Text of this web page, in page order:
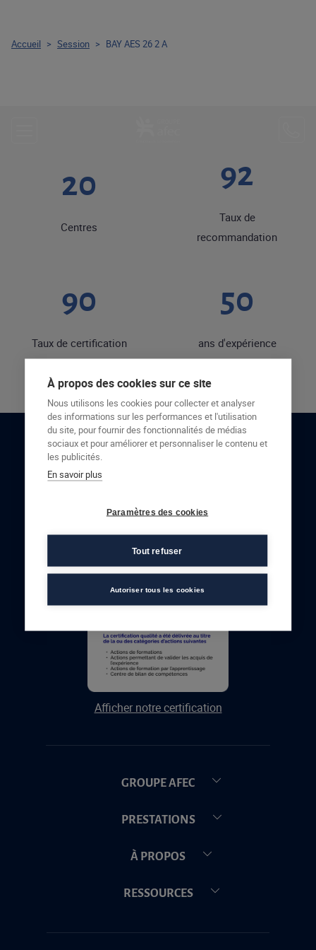
20
Centres
92
Taux de
recommandation
90
Taux de certification
50
ans d'expérience
RESTONS EN CONTACT
Afficher notre certification
GROUPE AFEC
PRESTATIONS
À PROPOS
RESSOURCES
Accueil > Session > BAY AES 26 2 A
À propos des cookies sur ce site
Nous utilisons les cookies pour collecter et analyser
des informations sur les performances et l'utilisation
du site, pour fournir des fonctionnalités de médias
sociaux et pour améliorer et personnaliser le contenu et
les publicités.
En savoir plus
Paramètres des cookies
Tout refuser
Autoriser tous les cookies